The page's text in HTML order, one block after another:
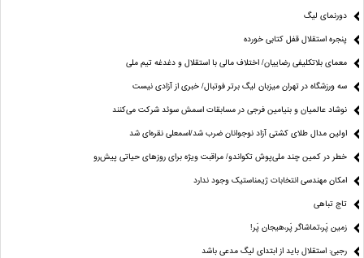
دورنمای لیگ
پنجره‌ استقلال قفل کتابی خورده
معمای بلاتکلیفی رضاییان/ اختلاف مالی با استقلال و دغدغه تیم ملی
سه ورزشگاه در تهران میزبان لیگ برتر فوتبال/ خبری از آزادی نیست
نوشاد عالمیان و بنیامین فرجی در مسابقات اسمش سوئد شرکت می‌کنند
اولین مدال طلای کشتی آزاد نوجوانان ضرب شد/اسمعلی نقره‌ای شد
خطر در کمین چند ملی‌پوش تکواندو/ مراقبت ویژه برای روزهای حیاتی پیش‌رو
امکان مهندسی انتخابات ژیمناستیک وجود ندارد
تاج تباهی
زمین پَر،تماشاگر پَر،هیجان پَر!
رجبی: استقلال باید از ابتدای لیگ مدعی باشد